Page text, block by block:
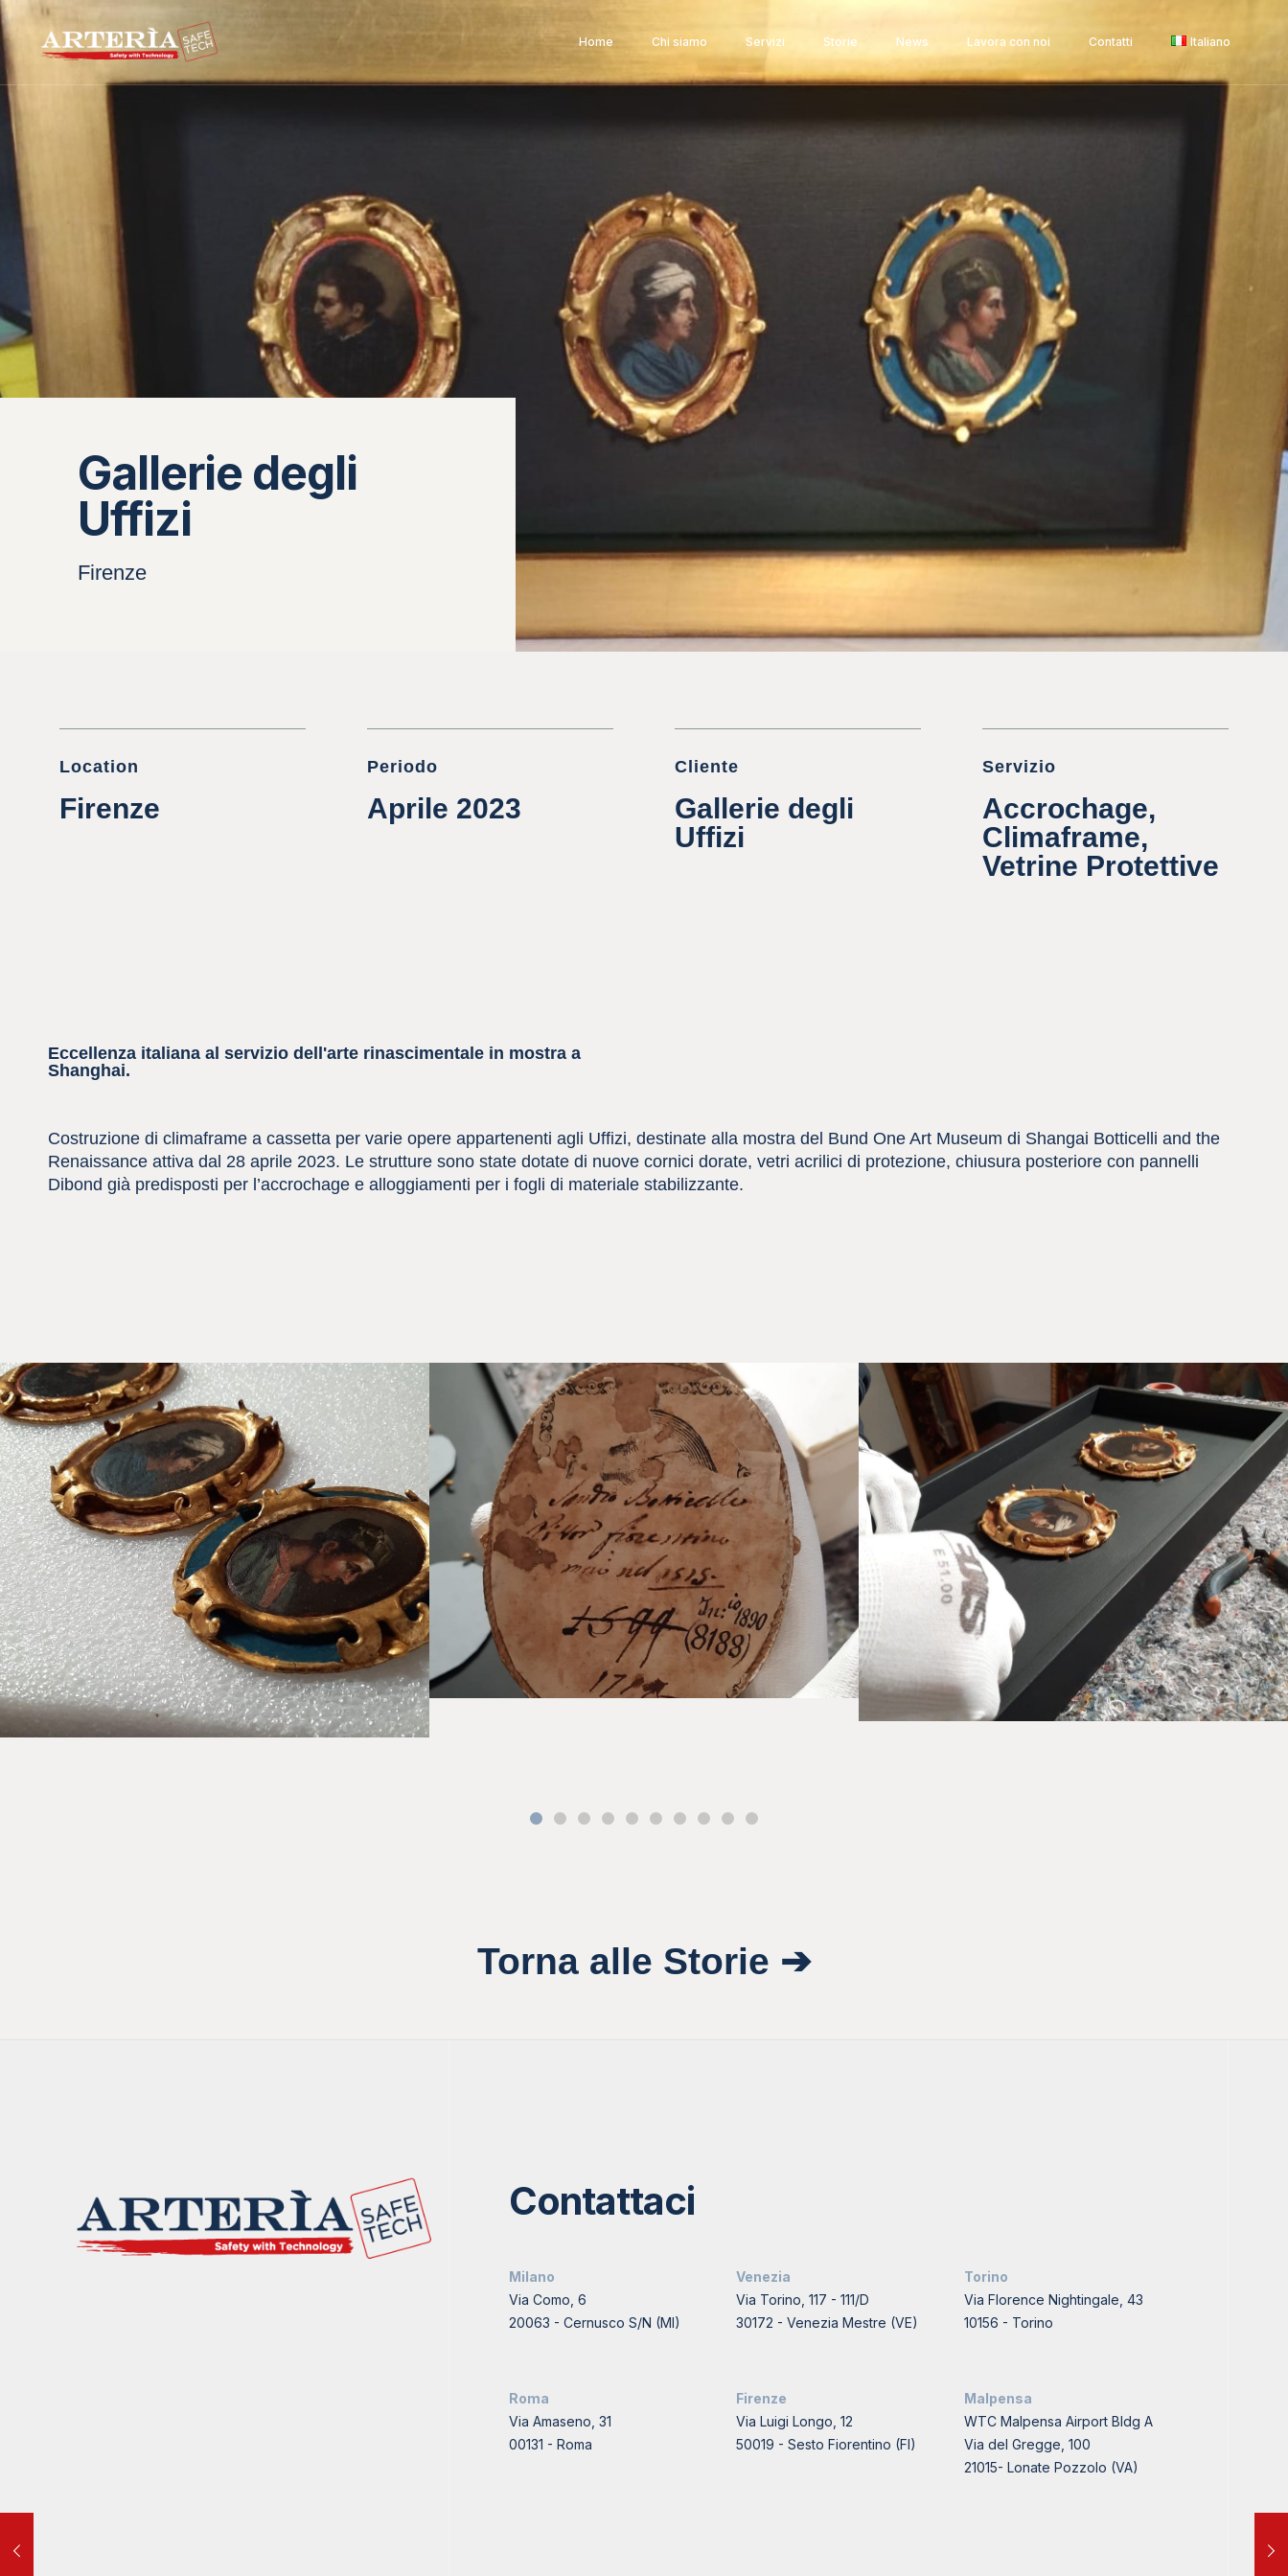
Home Chi siamo Servizi Storie News Lavora con noi Contatti Italiano
Gallerie degli
Uffizi
Firenze
Location
Firenze
Periodo
Aprile 2023
Cliente
Gallerie degli
Uffizi
Servizio
Accrochage,
Climaframe,
Vetrine Protettive
Eccellenza italiana al servizio dell'arte rinascimentale in mostra a
Shanghai.
Costruzione di climaframe a cassetta per varie opere appartenenti agli Uffizi, destinate alla mostra del Bund One Art Museum di Shangai Botticelli and the
Renaissance attiva dal 28 aprile 2023. Le strutture sono state dotate di nuove cornici dorate, vetri acrilici di protezione, chiusura posteriore con pannelli
Dibond già predisposti per l’accrochage e alloggiamenti per i fogli di materiale stabilizzante.
Torna alle Storie ➔
Contattaci
Milano
Via Como, 6
20063 - Cernusco S/N (MI)
Roma
Via Amaseno, 31
00131 - Roma
Venezia
Via Torino, 117 - 111/D
30172 - Venezia Mestre (VE)
Firenze
Via Luigi Longo, 12
50019 - Sesto Fiorentino (FI)
Torino
Via Florence Nightingale, 43
10156 - Torino
Malpensa
WTC Malpensa Airport Bldg A
Via del Gregge, 100
21015- Lonate Pozzolo (VA)